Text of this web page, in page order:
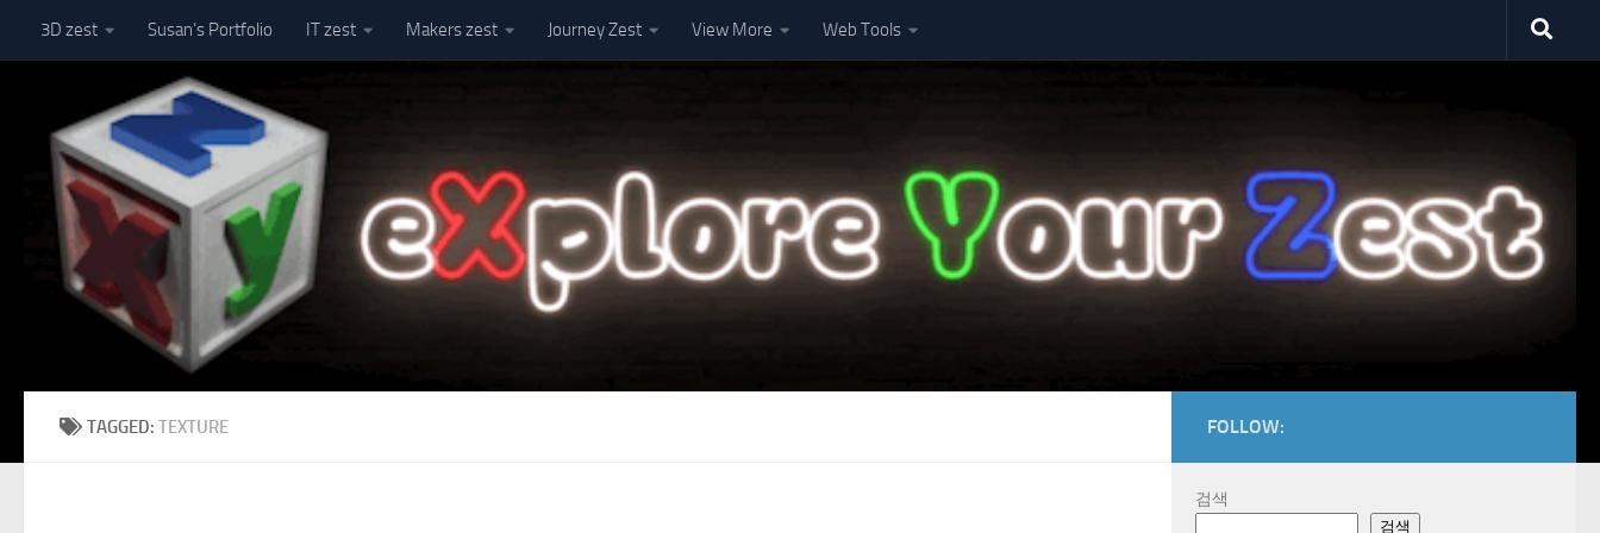
Skip to content
3D zest Susan’s Portfolio IT zest Makers zest Journey Zest View More Web Tools
TAGGED:TEXTURE FOLLOW:
검색
검색